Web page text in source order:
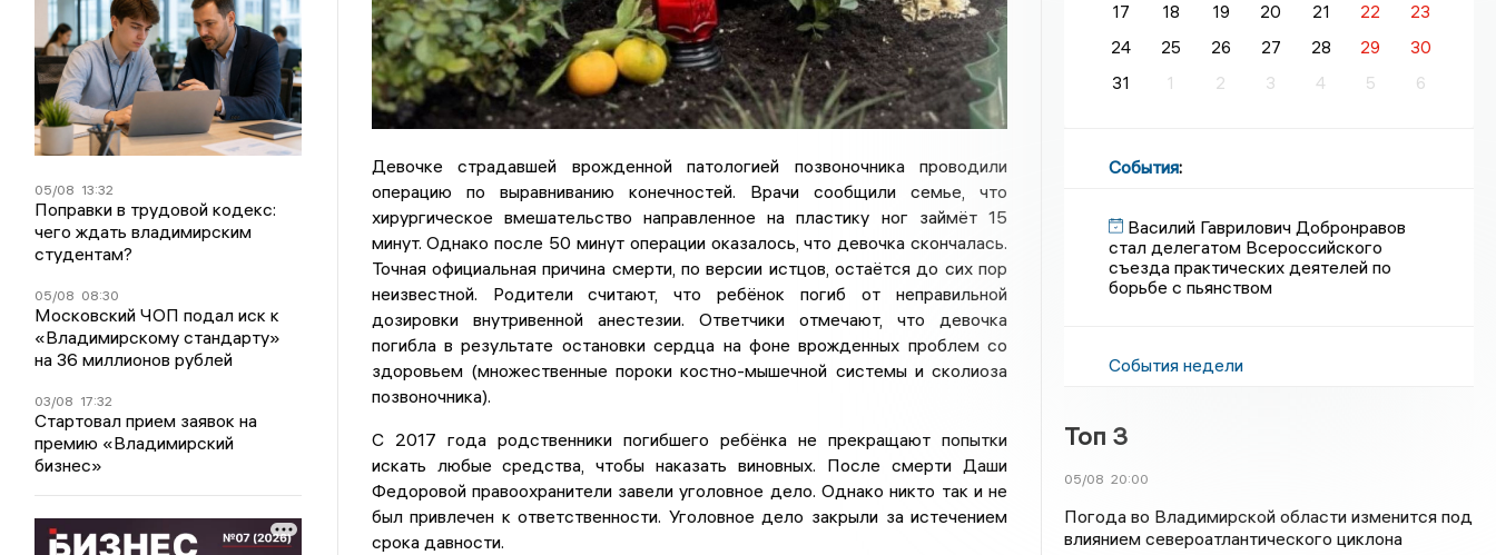
05/08 13:32
Поправки в трудовой кодекс:
чего ждать владимирским
студентам?
05/08 08:30
Московский ЧОП подал иск к
«Владимирскому стандарту»
на 36 миллионов рублей
03/08 17:32
Стартовал прием заявок на
премию «Владимирский
бизнес»
Девочке страдавшей врожденной патологией позвоночника проводили
операцию по выравниванию конечностей. Врачи сообщили семье, что
хирургическое вмешательство направленное на пластику ног займёт 15
минут. Однако после 50 минут операции оказалось, что девочка скончалась.
Точная официальная причина смерти, по версии истцов, остаётся до сих пор
неизвестной. Родители считают, что ребёнок погиб от неправильной
дозировки внутривенной анестезии. Ответчики отмечают, что девочка
погибла в результате остановки сердца на фоне врожденных проблем со
здоровьем (множественные пороки костно-мышечной системы и сколиоза
позвоночника).
С 2017 года родственники погибшего ребёнка не прекращают попытки
искать любые средства, чтобы наказать виновных. После смерти Даши
Федоровой правоохранители завели уголовное дело. Однако никто так и не
был привлечен к ответственности. Уголовное дело закрыли за истечением
срока давности.
17
18 19 20 21 22
23
24
25 26 27 28 29
30
31
1 2 3 4 5 6
События:
Василий Гаврилович Добронравов
стал делегатом Всероссийского
съезда практических деятелей по
борьбе с пьянством
События недели
Топ 3
05/08 20:00
Погода во Владимирской области изменится под
влиянием североатлантического циклона